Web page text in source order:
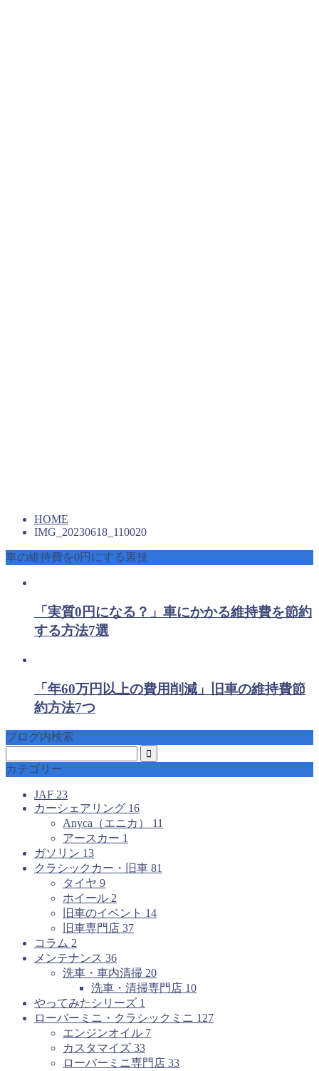
HOME
IMG_20230618_110020
車の維持費を0円にする裏技
「実質0円になる？」車にかかる維持費を節約
する方法7選
「年60万円以上の費用削減」旧車の維持費節
約方法7つ
ブログ内検索
カテゴリー
JAF 23
カーシェアリング 16
Anyca（エニカ） 11
アースカー 1
ガソリン 13
クラシックカー・旧車 81
タイヤ 9
ホイール 2
旧車のイベント 14
旧車専門店 37
コラム 2
メンテナンス 36
洗車・車内清掃 20
洗車・清掃専門店 10
やってみたシリーズ 1
ローバーミニ・クラシックミニ 127
エンジンオイル 7
カスタマイズ 33
ローバーミニ専門店 33